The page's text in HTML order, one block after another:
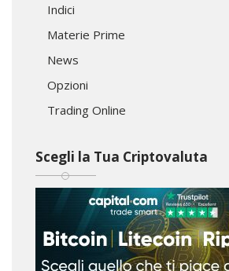
Indici
Materie Prime
News
Opzioni
Trading Online
Scegli la Tua Criptovaluta